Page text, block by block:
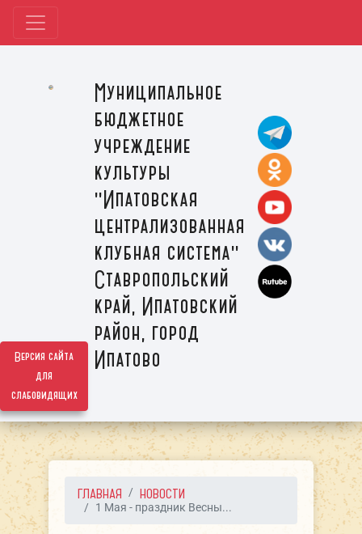
Версия сайта
для
слабовидящих
Муниципальное
бюджетное
учреждение
культуры
"Ипатовская
централизованная
клубная система"
Ставропольский
край, Ипатовский
район, город
Ипатово
ГЛАВНАЯ НОВОСТИ
1 Мая - праздник Весны...